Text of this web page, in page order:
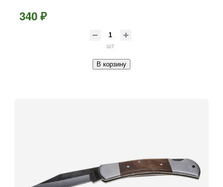
340 ₽
шт
В корзину